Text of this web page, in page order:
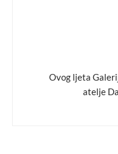
Ovog ljeta
atelje